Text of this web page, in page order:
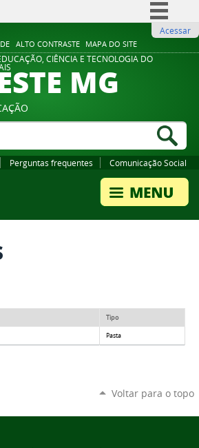
ALTO CONTRASTE MAPA DO SITE
Comunica BR
Participe
Legislação
Acessar
CIÊNCIA E TECNOLOGIA DO
MG
Perguntas frequentes Comunicação Social
Tipo
Pasta
Voltar para o topo